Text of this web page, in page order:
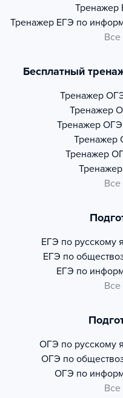
Тренажер
Тренажер ЕГЭ по
Бесплатный
Тренажер
Тренажер
Тренажер ОГЭ
Тренажер
Тренажер
Тренажер
ЕГЭ по русскому
ЕГЭ по
ЕГЭ по
ОГЭ по русскому
ОГЭ по
ОГЭ по